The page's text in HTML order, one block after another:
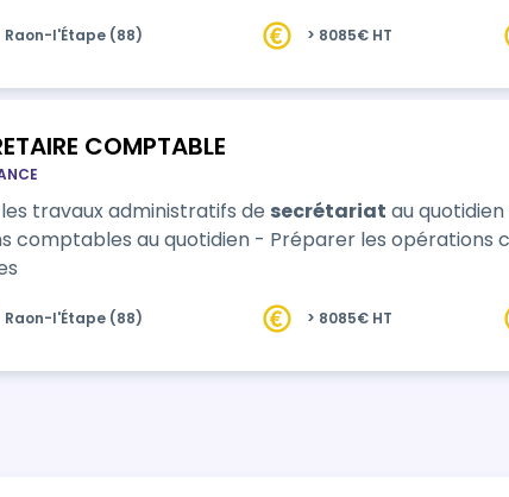
Raon-l'Étape (88) > 8085€ HT
COMPTABLE
travaux administratifs de secrétariat au
comptables au quotidien - Préparer les opérations
Raon-l'Étape (88) > 8085€ HT